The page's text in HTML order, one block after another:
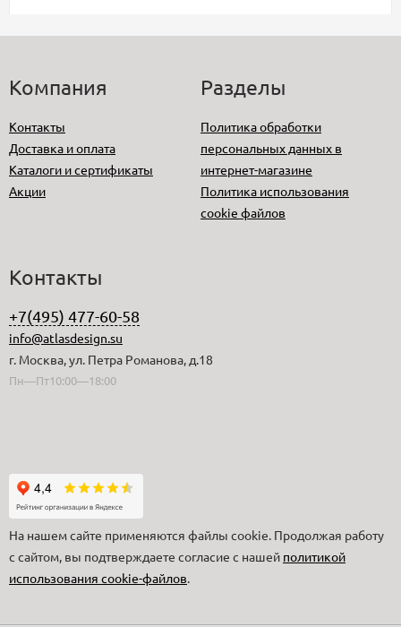
Компания
Контакты
Доставка и оплата
Каталоги и сертификаты
Акции
Разделы
Политика обработки
персональных данных в
интернет-магазине
Политика использования
cookie файлов
Контакты
+7(495) 477-60-58
info@atlasdesign.su
г. Москва, ул. Петра Романова, д.18
Пн—Пт10:00—18:00
На нашем сайте применяются файлы cookie. Продолжая работу
с сайтом, вы подтверждаете согласие с нашей политикой
использования cookie-файлов.